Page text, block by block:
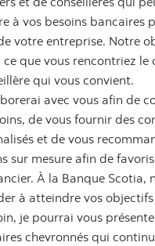
à vos besoins bancaires
votre entreprise. Notre
ce que vous rencontriez le
qui vous convient.
avec vous afin de
de vous fournir des
et de vous
sur mesure afin de
À la Banque Scotia,
à atteindre vos
je pourrai vous
chevronnés qui